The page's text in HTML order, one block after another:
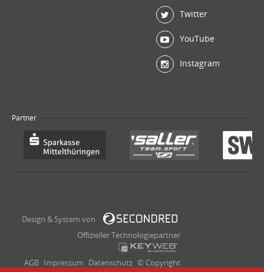
Twitter
YouTube
Instagram
Partner
Design & System von
Offizieller Technologiepartner
AGB Impressum Datenschutz © Copyright